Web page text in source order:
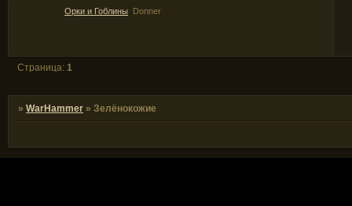
Орки и Гоблины Donner
Страница: 1
»WarHammer »Зелёнокожие